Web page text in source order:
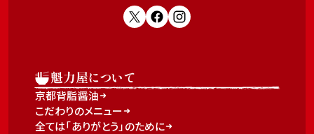
魁力屋について
京都背脂醤油
こだわりのメニュー
全ては「ありがとう」のために